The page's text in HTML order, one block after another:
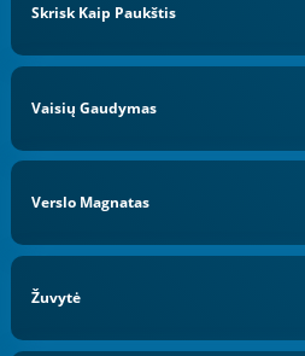
Skrisk Kaip Paukštis
Vaisių Gaudymas
Verslo Magnatas
Žuvytė